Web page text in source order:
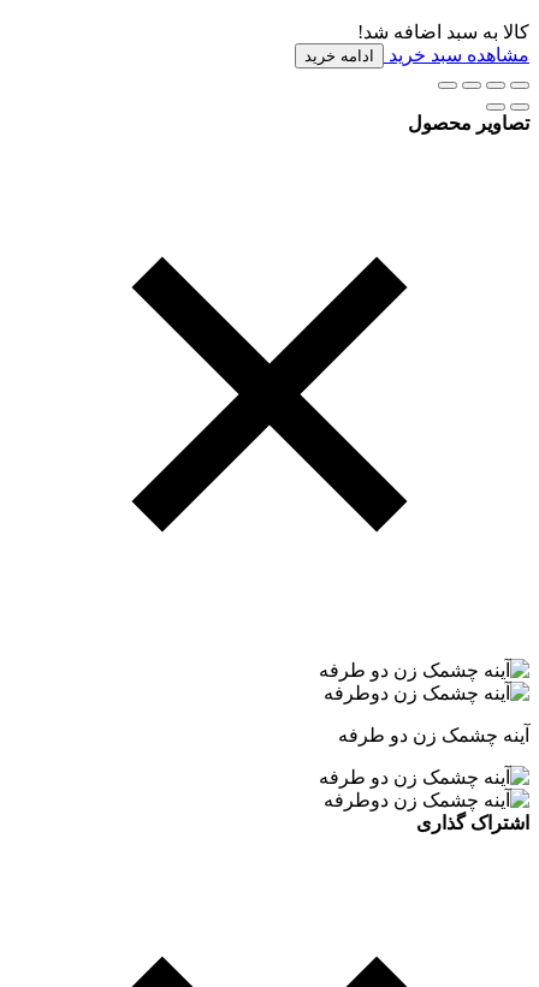
کالا به سبد اضافه شد!
مشاهده سبد خرید
ادامه خرید
تصاویر محصول
آینه چشمک زن دو طرفه
اشتراک گذاری